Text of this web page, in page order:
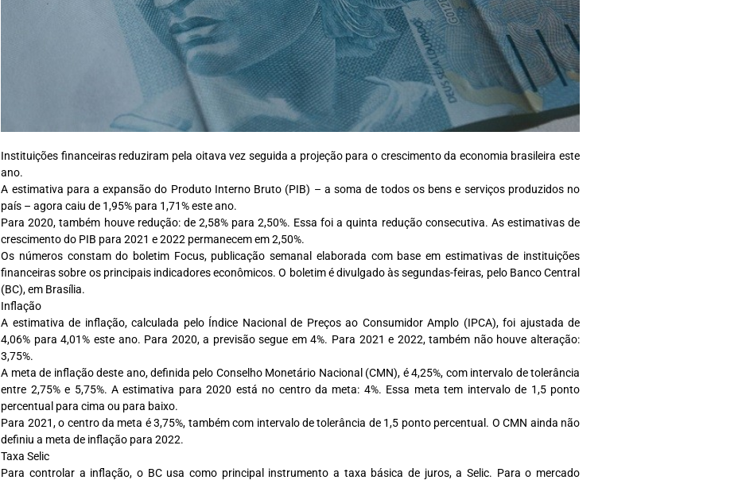
Instituições financeiras reduziram pela oitava vez seguida a projeção para o crescimento da economia brasileira este
ano.
A estimativa para a expansão do Produto Interno Bruto (PIB) – a soma de todos os bens e serviços produzidos no
país – agora caiu de 1,95% para 1,71% este ano.
Para 2020, também houve redução: de 2,58% para 2,50%. Essa foi a quinta redução consecutiva. As estimativas de
crescimento do PIB para 2021 e 2022 permanecem em 2,50%.
Os números constam do boletim Focus, publicação semanal elaborada com base em estimativas de instituições
financeiras sobre os principais indicadores econômicos. O boletim é divulgado às segundas-feiras, pelo Banco Central
(BC), em Brasília.
Inflação
A estimativa de inflação, calculada pelo Índice Nacional de Preços ao Consumidor Amplo (IPCA), foi ajustada de
4,06% para 4,01% este ano. Para 2020, a previsão segue em 4%. Para 2021 e 2022, também não houve alteração:
3,75%.
A meta de inflação deste ano, definida pelo Conselho Monetário Nacional (CMN), é 4,25%, com intervalo de tolerância
entre 2,75% e 5,75%. A estimativa para 2020 está no centro da meta: 4%. Essa meta tem intervalo de 1,5 ponto
percentual para cima ou para baixo.
Para 2021, o centro da meta é 3,75%, também com intervalo de tolerância de 1,5 ponto percentual. O CMN ainda não
definiu a meta de inflação para 2022.
Taxa Selic
Para controlar a inflação, o BC usa como principal instrumento a taxa básica de juros, a Selic. Para o mercado